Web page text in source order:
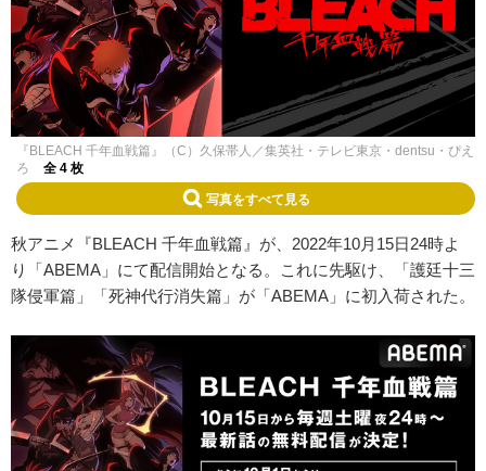
『BLEACH 千年血戦篇』（C）久保帯人／集英社・テレビ東京・dentsu・ぴえ
ろ
全 4 枚
写真をすべて見る
秋アニメ『BLEACH 千年血戦篇』が、2022年10月15日24時よ
り「ABEMA」にて配信開始となる。これに先駆け、「護廷十三
隊侵軍篇」「死神代行消失篇」が「ABEMA」に初入荷された。